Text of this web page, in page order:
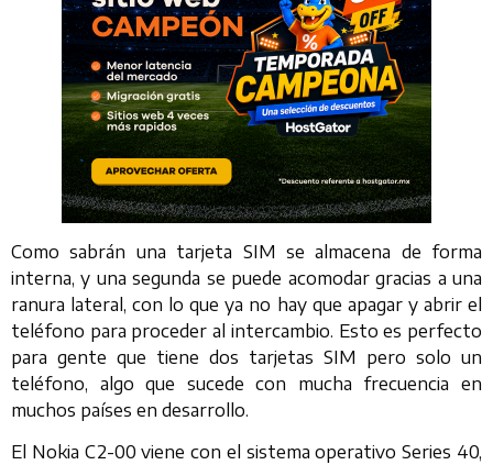
Como sabrán una tarjeta SIM se almacena de forma
interna, y una segunda se puede acomodar gracias a una
ranura lateral, con lo que ya no hay que apagar y abrir el
teléfono para proceder al intercambio. Esto es perfecto
para gente que tiene dos tarjetas SIM pero solo un
teléfono, algo que sucede con mucha frecuencia en
muchos países en desarrollo.
El Nokia C2-00 viene con el sistema operativo Series 40,